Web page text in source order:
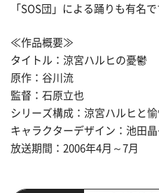
「SOS団」による踊りも有名で
≪作品概要≫
タイトル：涼宮ハルヒの憂鬱
原作：谷川流
監督：石原立也
シリーズ構成：涼宮ハルヒと
キャラクターデザイン：池田
放送期間：2006年4月～7月